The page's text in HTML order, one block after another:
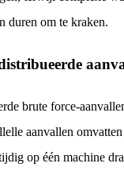
duren om te kraken.
brute force-
aanvallen
op één machine